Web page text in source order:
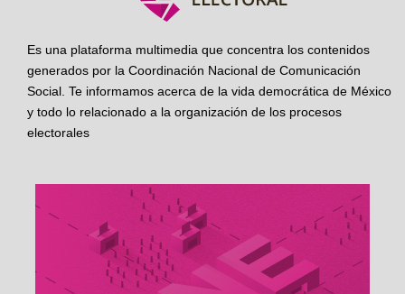
Es una plataforma multimedia que concentra los contenidos
generados por la Coordinación Nacional de Comunicación
Social. Te informamos acerca de la vida democrática de México
y todo lo relacionado a la organización de los procesos
electorales